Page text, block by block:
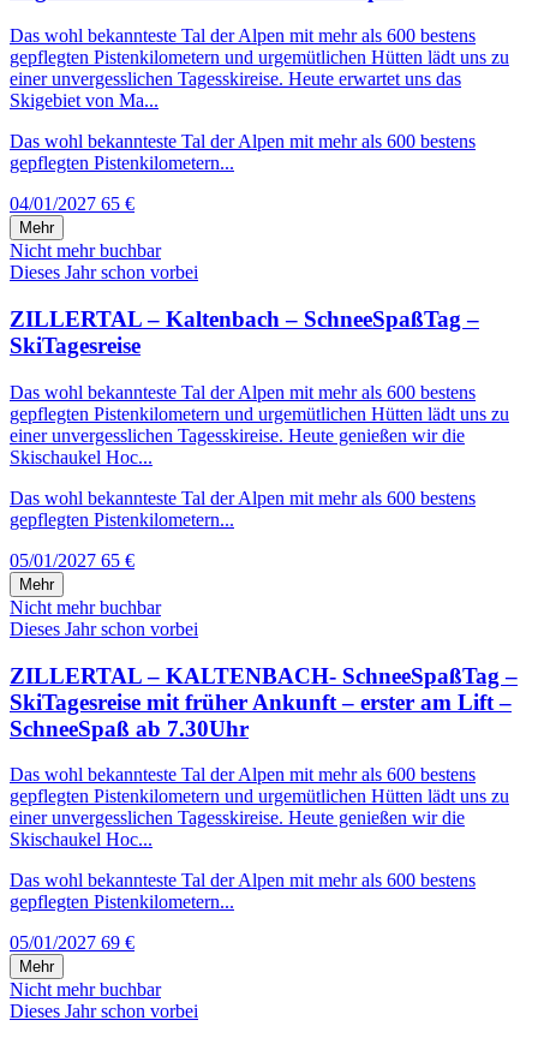
Das wohl bekannteste Tal der Alpen mit mehr als 600 bestens
gepflegten Pistenkilometern und urgemütlichen Hütten lädt uns zu
einer unvergesslichen Tagesskireise. Heute erwartet uns das
Skigebiet von Ma...
Das wohl bekannteste Tal der Alpen mit mehr als 600 bestens
gepflegten Pistenkilometern...
04/01/2027 65 €
Mehr
Nicht mehr buchbar
Dieses Jahr schon vorbei
ZILLERTAL – Kaltenbach – SchneeSpaßTag –
SkiTagesreise
Das wohl bekannteste Tal der Alpen mit mehr als 600 bestens
gepflegten Pistenkilometern und urgemütlichen Hütten lädt uns zu
einer unvergesslichen Tagesskireise. Heute genießen wir die
Skischaukel Hoc...
Das wohl bekannteste Tal der Alpen mit mehr als 600 bestens
gepflegten Pistenkilometern...
05/01/2027 65 €
Mehr
Nicht mehr buchbar
Dieses Jahr schon vorbei
ZILLERTAL – KALTENBACH- SchneeSpaßTag –
SkiTagesreise mit früher Ankunft – erster am Lift –
SchneeSpaß ab 7.30Uhr
Das wohl bekannteste Tal der Alpen mit mehr als 600 bestens
gepflegten Pistenkilometern und urgemütlichen Hütten lädt uns zu
einer unvergesslichen Tagesskireise. Heute genießen wir die
Skischaukel Hoc...
Das wohl bekannteste Tal der Alpen mit mehr als 600 bestens
gepflegten Pistenkilometern...
05/01/2027 69 €
Mehr
Nicht mehr buchbar
Dieses Jahr schon vorbei